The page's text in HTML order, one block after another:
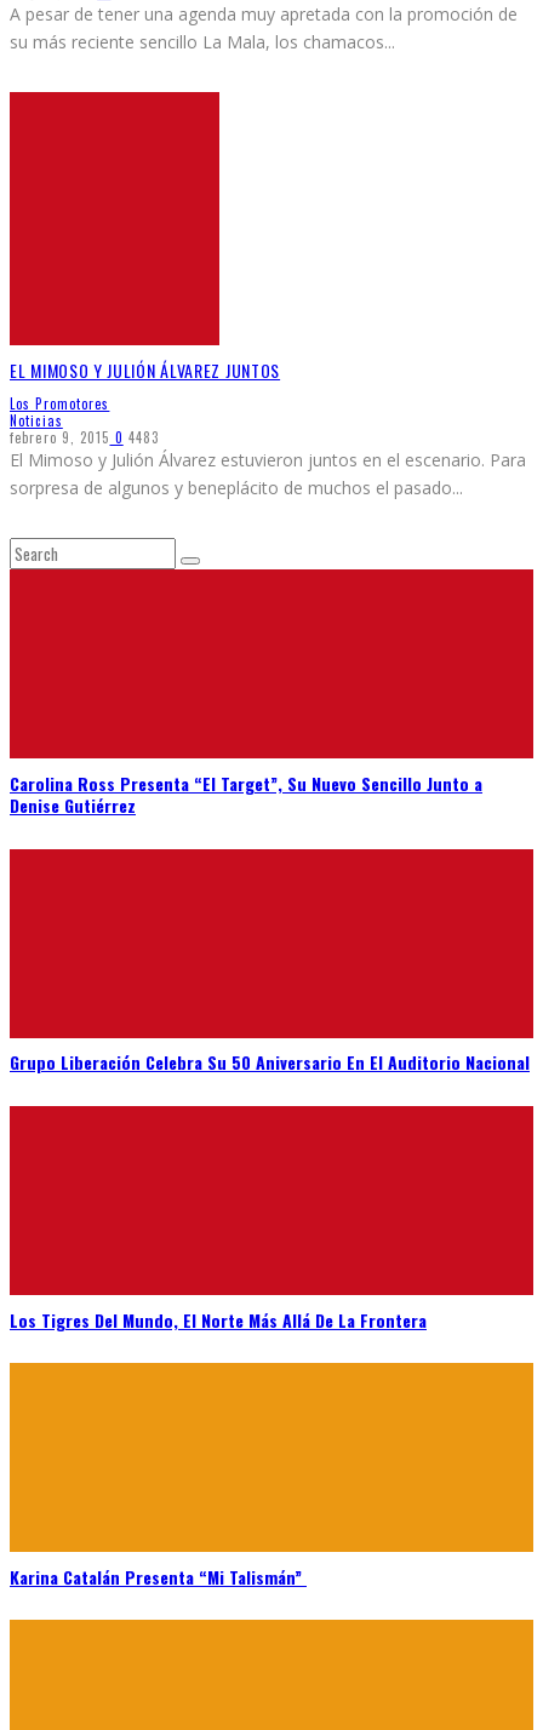
A pesar de tener una agenda muy apretada con la promoción de
su más reciente sencillo La Mala, los chamacos...
EL MIMOSO Y JULIÓN ÁLVAREZ JUNTOS
Los Promotores
Noticias
febrero 9, 2015 0 4483
El Mimoso y Julión Álvarez estuvieron juntos en el escenario. Para
sorpresa de algunos y beneplácito de muchos el pasado...
Carolina Ross Presenta “El Target”, Su Nuevo Sencillo Junto a
Denise Gutiérrez
Grupo Liberación Celebra Su 50 Aniversario En El Auditorio Nacional
Los Tigres Del Mundo, El Norte Más Allá De La Frontera
Karina Catalán Presenta “Mi Talismán”